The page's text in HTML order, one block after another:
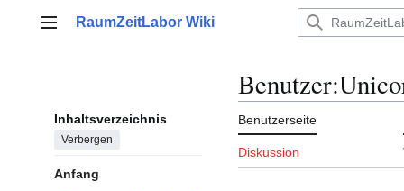
Hauptmenü
RaumZeitLabor Wiki
Inhaltsverzeichnis
Verbergen
Anfang
Benutzer:
Benutzerseite
Diskussion